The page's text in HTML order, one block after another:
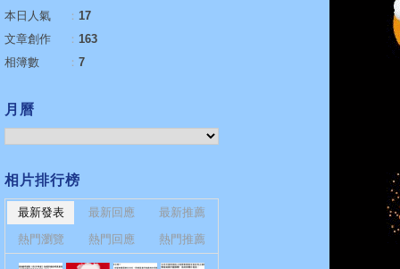
本日人氣
： 17
文章創作
： 163
相簿數
： 7
月曆
相片排行榜
最新發表 最新回應
最新推薦
熱門瀏覽
熱門回應 熱門推薦